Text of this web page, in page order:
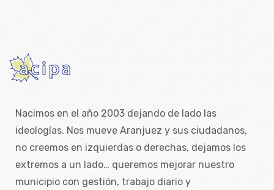
Nacimos en el año 2003 dejando de lado las
ideologías. Nos mueve Aranjuez y sus ciudadanos,
no creemos en izquierdas o derechas, dejamos los
extremos a un lado… queremos mejorar nuestro
municipio con gestión, trabajo diario y